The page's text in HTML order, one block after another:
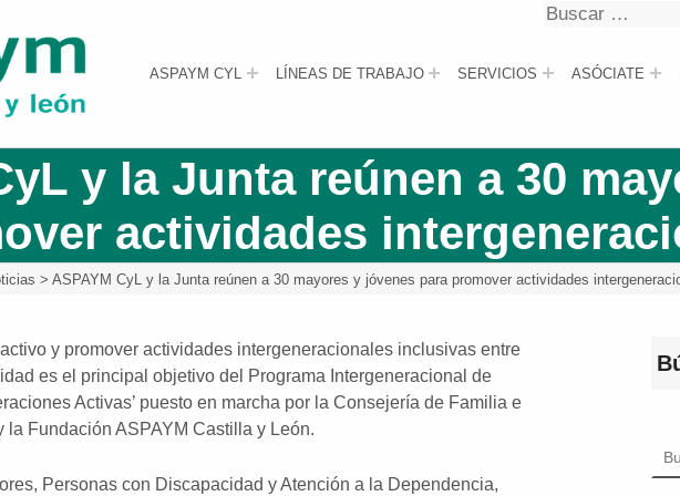
ASPAYM Castilla y León
ASPAYM CYL LÍNEAS DE TRABAJO SERVICIOS ASÓCIATE
Buscar
y la Junta reúnen a 30
actividades
>ASPAYM CyL y la Junta reúnen a 30 mayores y jóvenes para promover actividades
y promover actividades intergeneracionales inclusivas entre
es el principal objetivo del Programa Intergeneracional de
Activas’ puesto en marcha por la Consejería de Familia e
la Fundación ASPAYM Castilla y León.
Personas con Discapacidad y Atención a la Dependencia,